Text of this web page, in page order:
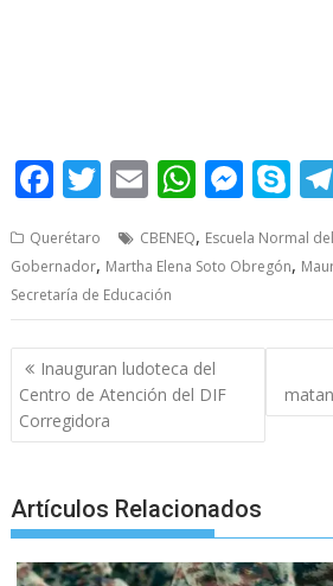
F
e
b
o
o
k
T
itt
er
E
ai
l
W
at
A
p
p
M
ss
n
er
S
y
e
Querétaro CBENEQ, Escuela Normal
Gobernador, Martha Elena Soto Obregón,
Secretaría de Educación
Post
navigation
Inauguran ludoteca del
Centro de Atención del DIF
Corregidora
Artículos Relacionados